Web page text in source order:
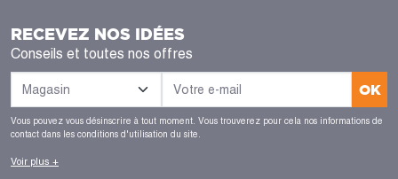
RECEVEZ NOS IDÉES
Conseils et toutes nos offres
OK
Vous pouvez vous désinscrire à tout moment. Vous trouverez pour cela nos informations de
contact dans les conditions d'utilisation du site.
Voir plus +